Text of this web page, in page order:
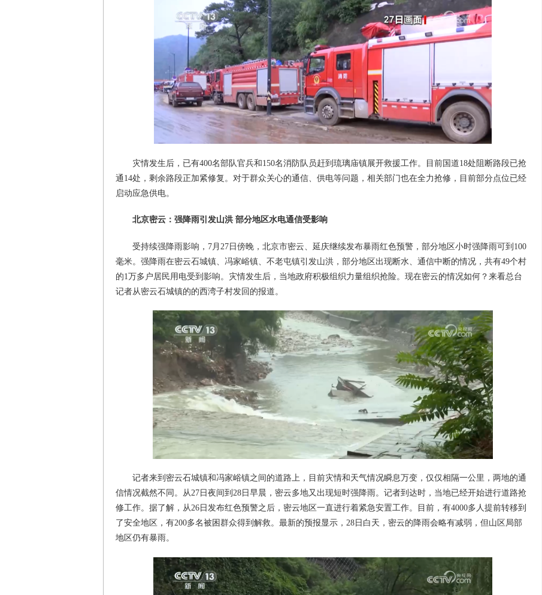
灾情发生后，已有400名部队官兵和150名消防队员赶到琉璃庙镇展开救援工作。目前国道18处阻断路段已抢
通14处，剩余路段正加紧修复。对于群众关心的通信、供电等问题，相关部门也在全力抢修，目前部分点位已经
启动应急供电。
北京密云：强降雨引发山洪 部分地区水电通信受影响
受持续强降雨影响，7月27日傍晚，北京市密云、延庆继续发布暴雨红色预警，部分地区小时强降雨可到100
毫米。强降雨在密云石城镇、冯家峪镇、不老屯镇引发山洪，部分地区出现断水、通信中断的情况，共有49个村
的1万多户居民用电受到影响。灾情发生后，当地政府积极组织力量组织抢险。现在密云的情况如何？来看总台
记者从密云石城镇的的西湾子村发回的报道。
记者来到密云石城镇和冯家峪镇之间的道路上，目前灾情和天气情况瞬息万变，仅仅相隔一公里，两地的通
信情况截然不同。从27日夜间到28日早晨，密云多地又出现短时强降雨。记者到达时，当地已经开始进行道路抢
修工作。据了解，从26日发布红色预警之后，密云地区一直进行着紧急安置工作。目前，有4000多人提前转移到
了安全地区，有200多名被困群众得到解救。最新的预报显示，28日白天，密云的降雨会略有减弱，但山区局部
地区仍有暴雨。